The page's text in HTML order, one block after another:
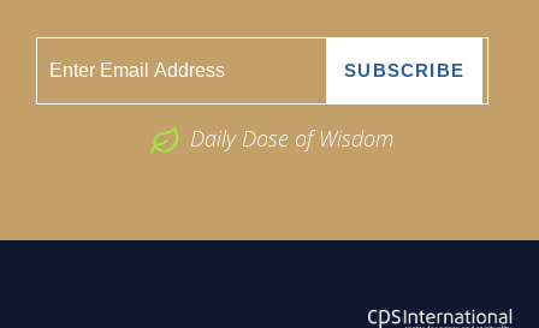
Daily Dose of Wisdom